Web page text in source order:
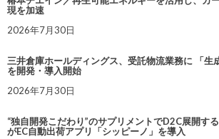
現を加速
2026年7月30日
三井倉庫ホールディングス、受託物流業務に 「生
を開発・導入開始
2026年7月30日
“独自開発こだわり”のサプリメントでD2C展開す
がEC自動出荷アプリ「シッピーノ」を導入